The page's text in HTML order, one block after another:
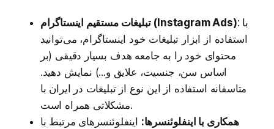
تبلیغات مستقیم اینستاگرام (Instagram Ads): با
استفاده از ابزار تبلیغات خود اینستاگرام، می‌توانید
محتوای خود را به جامعه هدف بسیار دقیقی (بر
اساس سن، جنسیت، علایق و...) نمایش دهید.
متاسفانه استفاده از این نوع از تبلیغات در ایران با
مشکلاتی همراه است.
همکاری با اینفلوئنسرها: اینفلوئنسرهای مرتبط با